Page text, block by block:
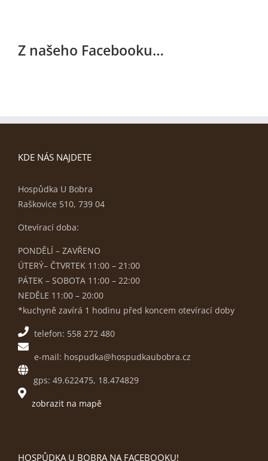
Z našeho Facebooku…
KDE NÁS NAJDETE
Hospůdka U Bobra
Raškovice 510, 739 04
Otevírací doba:
PONDĚLÍ – ZAVŘENO
ÚTERÝ– ČTVRTEK 11:00 – 21:00
PÁTEK – SOBOTA 11:00 – 22:00
NEDĚLE 11:00 – 20:00
*kuchyně zavírá 1 hodinu před koncem otevírací doby
telefon: 558 272 480
e-mail: hospudka@hospudkaubobra.cz
gps: 49.622475, 18.474829
zobrazit na mapě
HOSPŮDKA U BOBRA NA FACEBOOKU!